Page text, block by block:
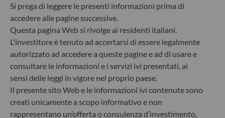
rischi di sostenibilità o effetti negativi risultanti
dalle decisioni d’investimento sui fattori legati alla
sostenibilità nel processo decisionale
d’investimento. Articolo 8: Il team di gestione
affronta i rischi di sostenibilità integrando criteri
ESG (Ambientali e/o Sociali e/o di Governance) nei
suoi processi decisionali d’investimento. Articolo 9:
Il team di gestione persegue un rigido obiettivo
d’investimento sostenibile che apporti un
contributo significativo nel superare le sfide della
transizione ecologica e affronta i rischi di
Si prega di leggere le presenti informazioni prima di
accedere alle pagine successive.
Questa pagina Web si rivolge ai residenti italiani.
L'investitore è tenuto ad accertarsi di essere legalmente
autorizzato ad accedere a queste pagine e ad di usare e
consultare le informazioni e i servizi ivi presentati, ai
sensi delle leggi in vigore nel proprio paese.
Il presente sito Web e le informazioni ivi contenute sono
creati unicamente a scopo informativo e non
rappresentano un’offerta o consulenza d’investimento,